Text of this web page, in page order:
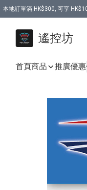
本地訂單滿 HK$300, 可享
遙控坊
首頁商品 推廣優惠